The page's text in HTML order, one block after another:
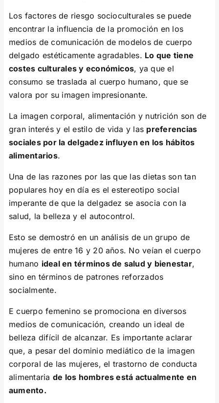
Los factores de riesgo socioculturales se puede
encontrar la influencia de la promoción en los
medios de comunicación de modelos de cuerpo
delgado estéticamente agradables. Lo que tiene
costes culturales y económicos, ya que el
consumo se traslada al cuerpo humano, que se
valora por su imagen impresionante.
La imagen corporal, alimentación y nutrición son de
gran interés y el estilo de vida y las preferencias
sociales por la delgadez influyen en los hábitos
alimentarios.
Una de las razones por las que las dietas son tan
populares hoy en día es el estereotipo social
imperante de que la delgadez se asocia con la
salud, la belleza y el autocontrol.
Esto se demostró en un análisis de un grupo de
mujeres de entre 16 y 20 años. No veían el cuerpo
humano ideal en términos de salud y bienestar,
sino en términos de patrones reforzados
socialmente.
E cuerpo femenino se promociona en diversos
medios de comunicación, creando un ideal de
belleza difícil de alcanzar. Es importante aclarar
que, a pesar del dominio mediático de la imagen
corporal de las mujeres, el trastorno de conducta
alimentaria de los hombres está actualmente en
aumento.